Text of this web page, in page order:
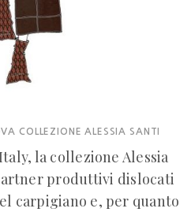
COLLEZIONE ALESSIA SANTI
la collezione Alessia
produttivi dislocati
carpigiano e, per quanto